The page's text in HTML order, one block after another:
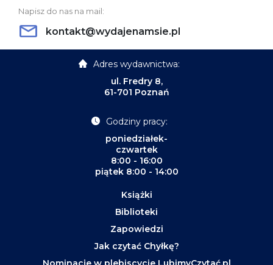
Napisz do nas na mail:
kontakt@wydajenamsie.pl
Adres wydawnictwa:
ul. Fredry 8,
61-701 Poznań
Godziny pracy:
poniedziałek-
czwartek
8:00 - 16:00
piątek 8:00 - 14:00
Książki
Biblioteki
Zapowiedzi
Jak czytać Chyłkę?